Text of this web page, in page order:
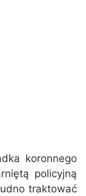
koronnego
policyjną
traktować